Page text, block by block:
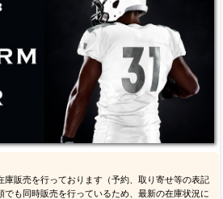
庫販売を行っております（予約、取り寄せ等の表記
でも同時販売を行っているため、最新の在庫状況に